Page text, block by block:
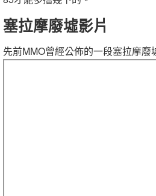
塞拉摩廢墟影片
先前MMO曾經公佈的一段塞拉摩廢